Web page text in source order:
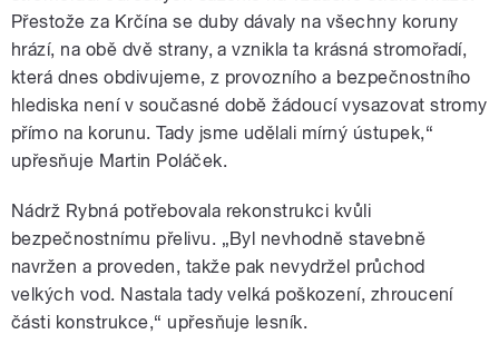
Přestože za Krčína se duby dávaly na všechny koruny
hrází, na obě dvě strany, a vznikla ta krásná stromořadí,
která dnes obdivujeme, z provozního a bezpečnostního
hlediska není v současné době žádoucí vysazovat stromy
přímo na korunu. Tady jsme udělali mírný ústupek,“
upřesňuje Martin Poláček.
Nádrž Rybná potřebovala rekonstrukci kvůli
bezpečnostnímu přelivu. „Byl nevhodně stavebně
navržen a proveden, takže pak nevydržel průchod
velkých vod. Nastala tady velká poškození, zhroucení
části konstrukce,“ upřesňuje lesník.